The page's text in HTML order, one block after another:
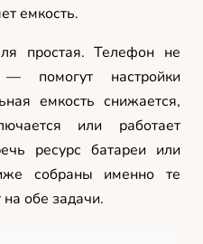
емкость.
простая. Телефон не
помогут настройки
емкость снижается,
или работает
ресурс батареи или
собраны именно те
обе задачи.